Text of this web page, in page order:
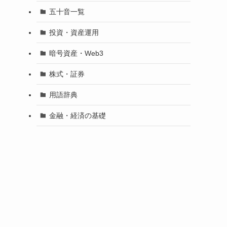
五十音一覧
投資・資産運用
暗号資産・Web3
株式・証券
用語辞典
金融・経済の基礎